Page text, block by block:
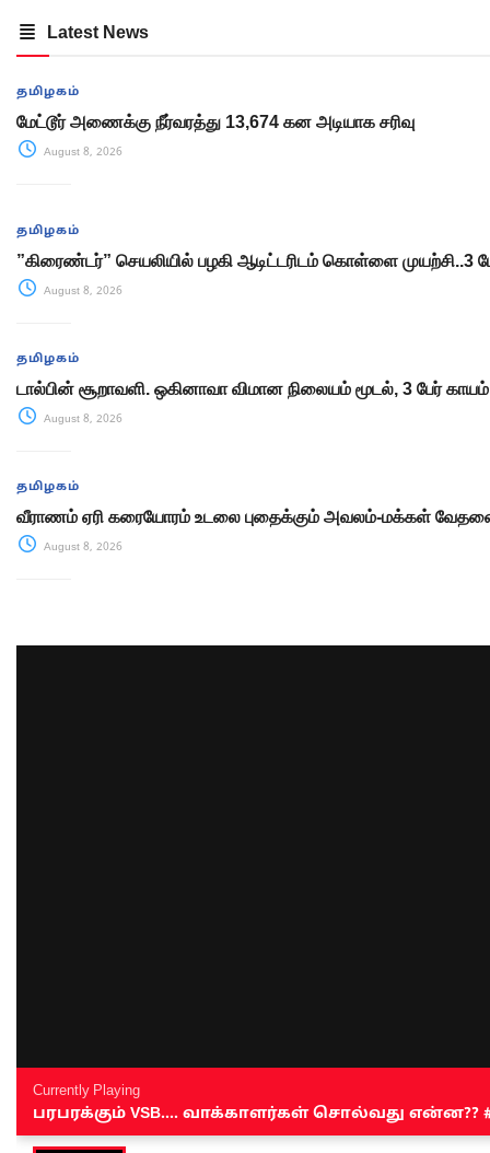
Latest News
தமிழகம்
மேட்டூர் அணைக்கு நீர்வரத்து 13,674 கன அடியாக சரிவு
August 8, 2026
தமிழகம்
”கிரைண்டர்” செயலியில் பழகி ஆடிட்டரிடம் கொள்ளை முயற்சி..3
August 8, 2026
தமிழகம்
டால்பின் சூறாவளி. ஒகினாவா விமான நிலையம் மூடல், 3 பேர் காயம்
August 8, 2026
தமிழகம்
வீராணம் ஏரி கரையோரம் உடலை புதைக்கும் அவலம்-மக்கள்
August 8, 2026
Currently Playing
பரபரக்கும் VSB.... வாக்காளர்கள் சொல்வது என்ன??